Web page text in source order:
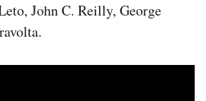
John C. Reilly, George